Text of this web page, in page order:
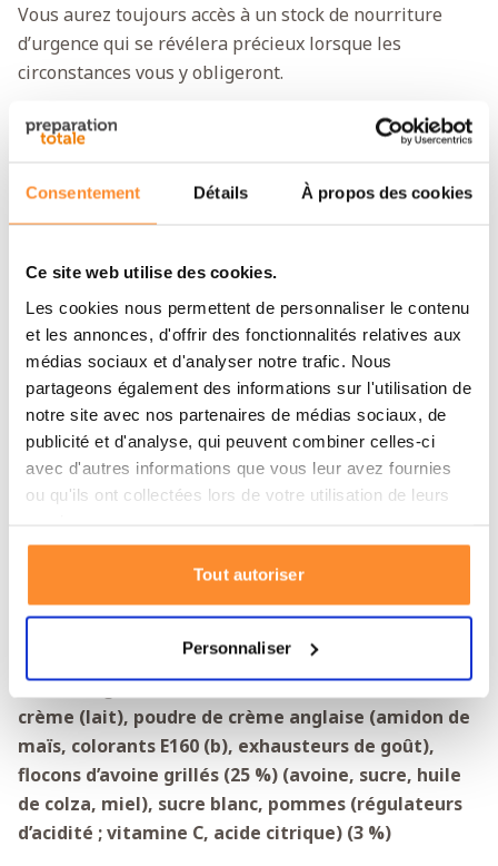
Consentement Détails À propos des cookies
Ce site web utilise des cookies.
Les cookies nous permettent de personnaliser le contenu
et les annonces, d'offrir des fonctionnalités relatives aux
médias sociaux et d'analyser notre trafic. Nous
partageons également des informations sur l'utilisation de
notre site avec nos partenaires de médias sociaux, de
publicité et d'analyse, qui peuvent combiner celles-ci
avec d'autres informations que vous leur avez fournies
ou qu'ils ont collectées lors de votre utilisation de leurs
Tout autoriser
Personnaliser
Vous aurez toujours accès à un stock de nourriture
d’urgence qui se révélera précieux lorsque les
circonstances vous y obligeront.
Prêt en un instant et facile à emporter
partout
Ce dessert se présente sous forme lyophilisée. Après
préparation, toute trace d’humidité en a disparu. C’est
longtemps tout en gardant son goût intact. Pour le
préparer, vous devez simplement y ajouter la quantité
indiquée d’eau et remuer le tout quelques instants. Ce
dessert n’est donc pas seulement indiqué dans les
situations d’urgence. Vous pouvez en effet l’emporter
très simplement dans tous vos déplacements. Ainsi,
vous pouvez préparer en un instant un savoureux
dessert apte à satisfaire un grand groupe de
personnes.
Informations nutritionnelles
Poids d’un sachet : 70 gValeur nutritionnelle par
Crème anglaise « custard » (71 %) (lait entier,
crème (lait), poudre de crème anglaise (amidon de
maïs, colorants E160 (b), exhausteurs de goût),
flocons d’avoine grillés (25 %) (avoine, sucre, huile
de colza, miel), sucre blanc, pommes (régulateurs
d’acidité ; vitamine C, acide citrique) (3 %)